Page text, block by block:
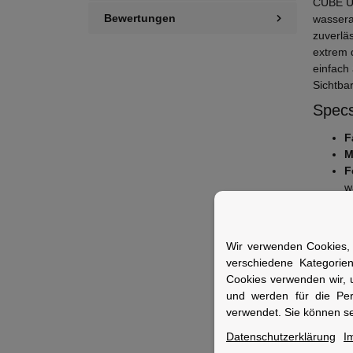
Bewertungen
CUBE
extrem
einfach
Fuer
Ideal
Wir verwenden
verschiedene
Cookies verwenden wir,
und werden für die
verwendet. Sie können
Datenschutzerklärung